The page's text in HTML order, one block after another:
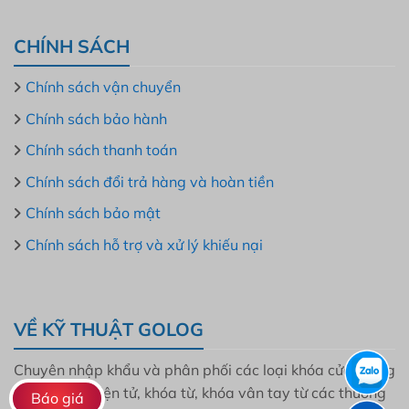
CHÍNH SÁCH
Chính sách vận chuyển
Chính sách bảo hành
Chính sách thanh toán
Chính sách đổi trả hàng và hoàn tiền
Chính sách bảo mật
Chính sách hỗ trợ và xử lý khiếu nại
VỀ KỸ THUẬT GOLOG
Chuyên nhập khẩu và phân phối các loại khóa cửa thông
minh, khóa điện tử, khóa từ, khóa vân tay từ các thương
Báo giá